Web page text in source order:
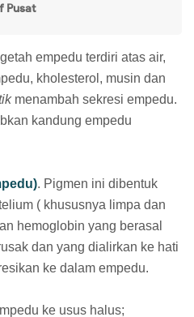
Pusat
empedu terdiri atas air,
kholesterol, musin dan
menambah sekresi empedu.
kandung empedu
. Pigmen ini dibentuk
( khususnya limpa dan
hemoglobin yang berasal
dan yang dialirkan ke hati
ke dalam empedu.
ke usus halus;